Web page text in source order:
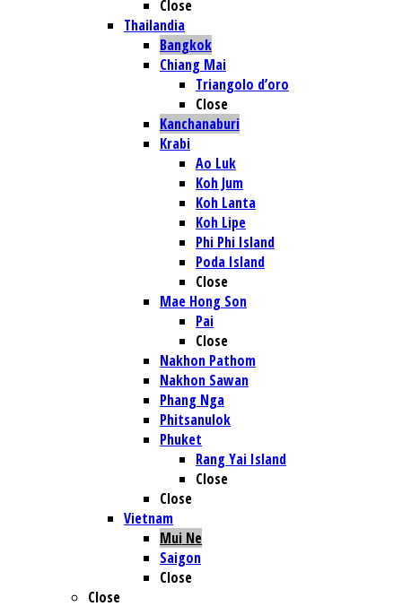
Close
Thailandia
Bangkok
Chiang Mai
Triangolo d’oro
Close
Kanchanaburi
Krabi
Ao Luk
Koh Jum
Koh Lanta
Koh Lipe
Phi Phi Island
Poda Island
Close
Mae Hong Son
Pai
Close
Nakhon Pathom
Nakhon Sawan
Phang Nga
Phitsanulok
Phuket
Rang Yai Island
Close
Close
Vietnam
Mui Ne
Saigon
Close
Close